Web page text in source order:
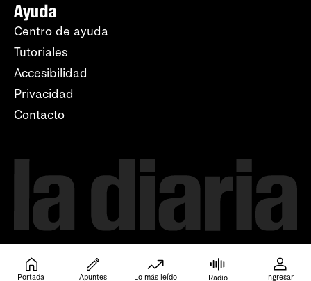
Ayuda
Centro de ayuda
Tutoriales
Accesibilidad
Privacidad
Contacto
Portada Apuntes Lo más leído Radio Ingresar